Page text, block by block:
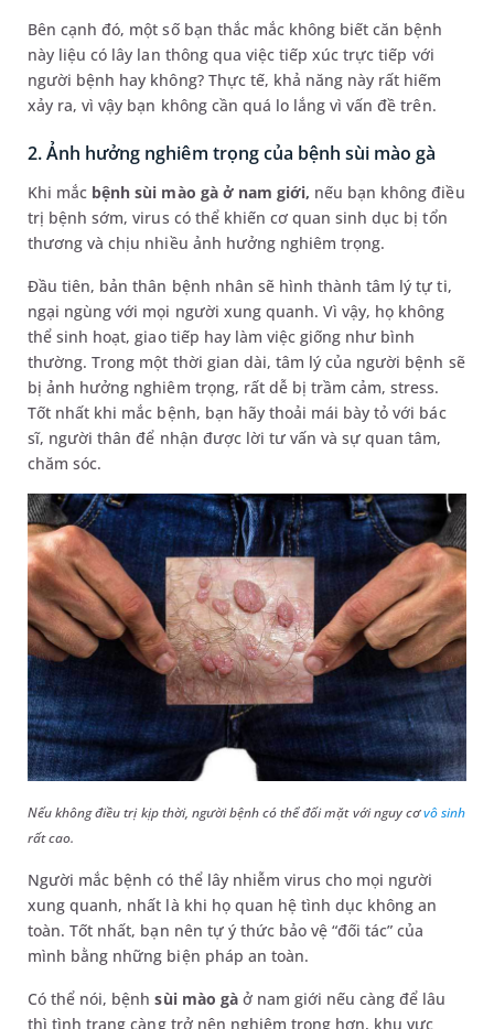
Bên cạnh đó, một số bạn thắc mắc không biết căn bệnh
này liệu có lây lan thông qua việc tiếp xúc trực tiếp với
người bệnh hay không? Thực tế, khả năng này rất hiếm
xảy ra, vì vậy bạn không cần quá lo lắng vì vấn đề trên.
2. Ảnh hưởng nghiêm trọng của bệnh sùi mào gà
Khi mắc bệnh sùi mào gà ở nam giới, nếu bạn không điều
trị bệnh sớm, virus có thể khiến cơ quan sinh dục bị tổn
thương và chịu nhiều ảnh hưởng nghiêm trọng.
Đầu tiên, bản thân bệnh nhân sẽ hình thành tâm lý tự ti,
ngại ngùng với mọi người xung quanh. Vì vậy, họ không
thể sinh hoạt, giao tiếp hay làm việc giống như bình
thường. Trong một thời gian dài, tâm lý của người bệnh sẽ
bị ảnh hưởng nghiêm trọng, rất dễ bị trầm cảm, stress.
Tốt nhất khi mắc bệnh, bạn hãy thoải mái bày tỏ với bác
sĩ, người thân để nhận được lời tư vấn và sự quan tâm,
chăm sóc.
Nếu không điều trị kịp thời, người bệnh có thể đối mặt với nguy cơvô sinh
rất cao.
Người mắc bệnh có thể lây nhiễm virus cho mọi người
xung quanh, nhất là khi họ quan hệ tình dục không an
toàn. Tốt nhất, bạn nên tự ý thức bảo vệ “đối tác” của
mình bằng những biện pháp an toàn.
Có thể nói, bệnh sùi mào gà ở nam giới nếu càng để lâu
thì tình trạng càng trở nên nghiêm trọng hơn, khu vực